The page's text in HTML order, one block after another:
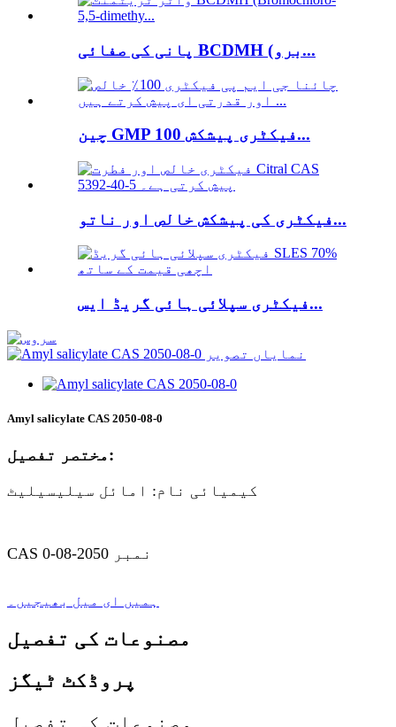
پانی کی صفائی BCDMH (برو...
چین GMP فیکٹری پیشکش 100...
فیکٹری کی پیشکش خالص اور ناتو...
فیکٹری سپلائی ہائی گریڈ ایس...
Amyl salicylate CAS 2050-08-0
مختصر تفصیل:
کیمیائی نام: امائل سیلیسیلیٹ
CAS نمبر 2050-08-0
ہمیں ای میل بھیجیں۔
مصنوعات کی تفصیل
پروڈکٹ ٹیگز
مصنوعات کی تفصیل